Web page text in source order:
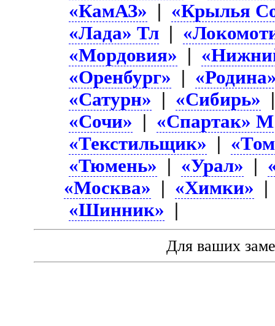
«КамАЗ» | «Крылья
«Лада» Тл |
«Мордовия» |
«Оренбург» |
«Сатурн» | «Сибирь»
«Сочи» | «Спартак» М
«Текстильщик» |
«Тюмень» | «Урал» |
«Москва» | «Химки»
«Шинник» |
Для ваших